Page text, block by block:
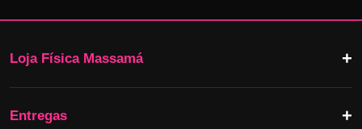
Loja Física Massamá
Entregas